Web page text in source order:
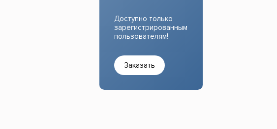
Доступно только
зарегистрированным
пользователям!
Заказать